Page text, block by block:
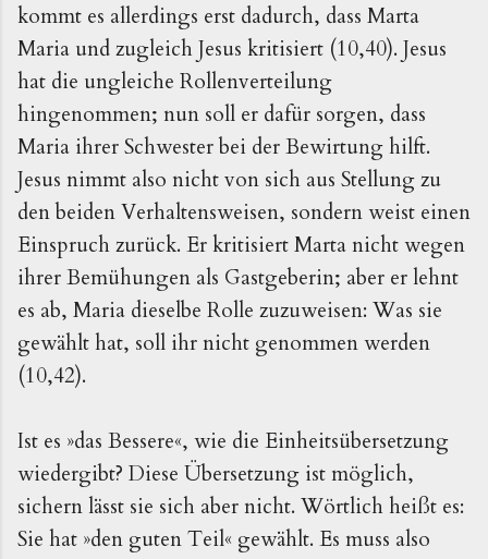
kommt es allerdings erst dadurch, dass Marta
Maria und zugleich Jesus kritisiert (10,40). Jesus
hat die ungleiche Rollenverteilung
hingenommen; nun soll er dafür sorgen, dass
Maria ihrer Schwester bei der Bewirtung hilft.
Jesus nimmt also nicht von sich aus Stellung zu
den beiden Verhaltensweisen, sondern weist einen
Einspruch zurück. Er kritisiert Marta nicht wegen
ihrer Bemühungen als Gastgeberin; aber er lehnt
es ab, Maria dieselbe Rolle zuzuweisen: Was sie
gewählt hat, soll ihr nicht genommen werden
(10,42).
Ist es »das Bessere«, wie die Einheitsübersetzung
wiedergibt? Diese Übersetzung ist möglich,
sichern lässt sie sich aber nicht. Wörtlich heißt es:
Sie hat »den guten Teil« gewählt. Es muss also